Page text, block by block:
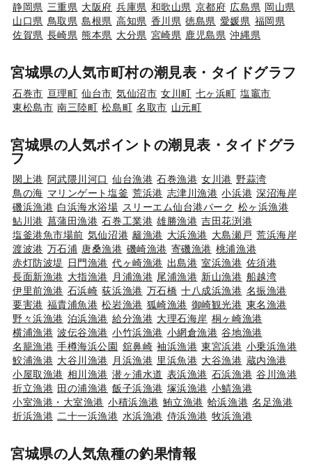
静岡県 三重県 大阪府 兵庫県 和歌山県 京都府 広島県 岡山県
山口県 鳥取県 島根県 高知県 香川県 徳島県 愛媛県 福岡県
佐賀県 長崎県 熊本県 大分県 宮崎県 鹿児島県 沖縄県
宮城県の人気市町村の潮見表・タイドグラフ
石巻市 亘理町 仙台市 気仙沼市 女川町 七ヶ浜町 塩竈市
東松島市 南三陸町 松島町 名取市 山元町
宮城県の人気ポイントの潮見表・タイドグラ
フ
閖上港 阿武隈川河口 仙台漁港 石巻漁港 女川港 野蒜湾
鳥の海 マリンゲート塩釜 荒浜港 志津川漁港 小浜港 深沼海岸
磯浜漁港 白浜海水浴場 スリーエム仙台港パーク 松ヶ浜漁港
鮎川港 菖蒲田漁港 石巻工業港 雄勝漁港 吉田花渕港
塩釜港魚市場前 気仙沼港 籬漁港 大浜漁港 大島瀬戸 荒浜海岸
渡波港 万石浦 唐桑漁港 磯崎漁港 寄磯漁港 桃浦漁港
赤灯防波堤
日門漁港 代ヶ崎漁港 出島港 室浜漁港 佐須港
長面新漁港 大指漁港 月浦漁港 尾浦漁港 新山漁港 船越湾
伊里前漁港 石浜崎 荻浜漁港 万石橋 十八成浜漁港 名振漁港
要害港 福貴浦魚港 松岩漁港 狐崎漁港 御崎観光港 東名漁港
野々浜漁港 泊浜漁港 給分漁港 大理石海岸 桐ヶ崎漁港
横浦漁港 波伝谷漁港 小竹浜漁港 小網倉漁港 谷地漁港
名籠漁港 手樽海浜公園 舘鼻崎 袖浜漁港 東宮浜港 小乗浜漁港
鮫浦漁港 大谷川漁港 月浜漁港 里浜魚港 大谷漁港 蔵内漁港
小屋取漁港 相川漁港 潜ヶ浦水道 表浜漁港 石浜漁港 谷川漁港
折立漁港 田の浦漁港 飯子浜漁港 塚浜漁港 小鯖漁港
小室漁港・大室漁港 小積浜漁港 鮪立漁港 蛤浜漁港 名足漁港
折浜漁港 二十一浜漁港 水浜漁港 侍浜漁港 牧浜漁港
宮城県の人気魚種の釣果情報